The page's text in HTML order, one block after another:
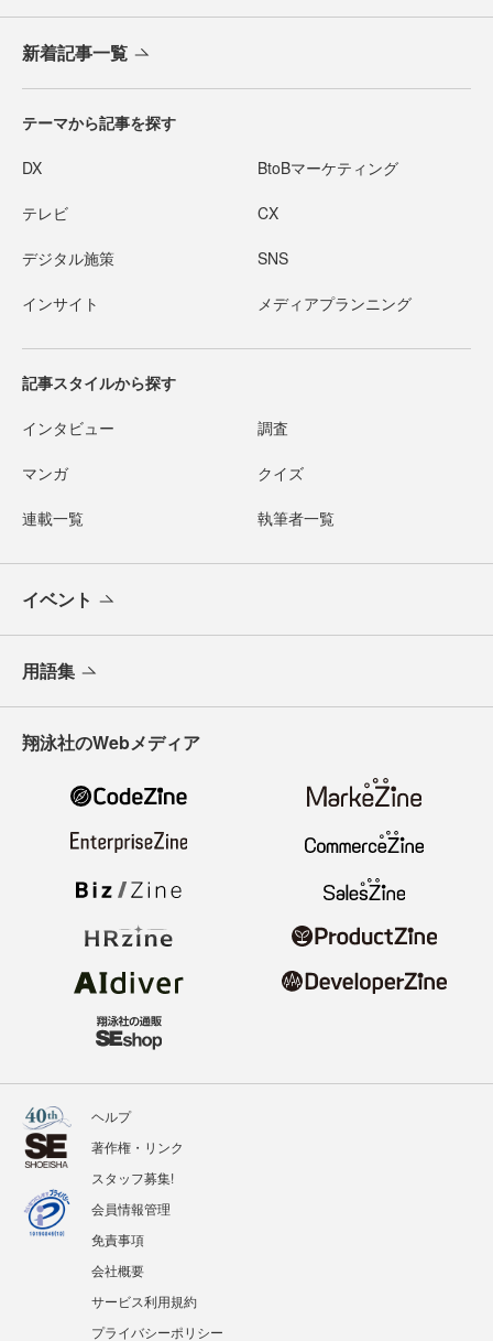
新着記事一覧
テーマから記事を探す
DX BtoBマーケティング
テレビ CX
デジタル施策 SNS
インサイト メディアプランニング
記事スタイルから探す
インタビュー 調査
マンガ クイズ
連載一覧 執筆者一覧
イベント
用語集
翔泳社のWebメディア
ヘルプ
著作権・リンク
スタッフ募集!
会員情報管理
免責事項
会社概要
サービス利用規約
プライバシーポリシー